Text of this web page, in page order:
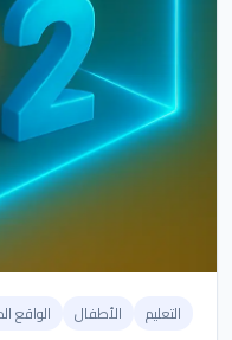
التعليم الأطفال الواقع